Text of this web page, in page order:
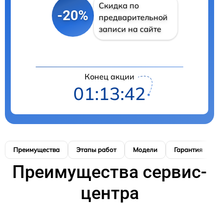
-20%
Скидка по
предварительной
записи на сайте
Конец акции
01:13:41
Преимущества Этапы работ Модели Гарантия
Преимущества сервис-
центра